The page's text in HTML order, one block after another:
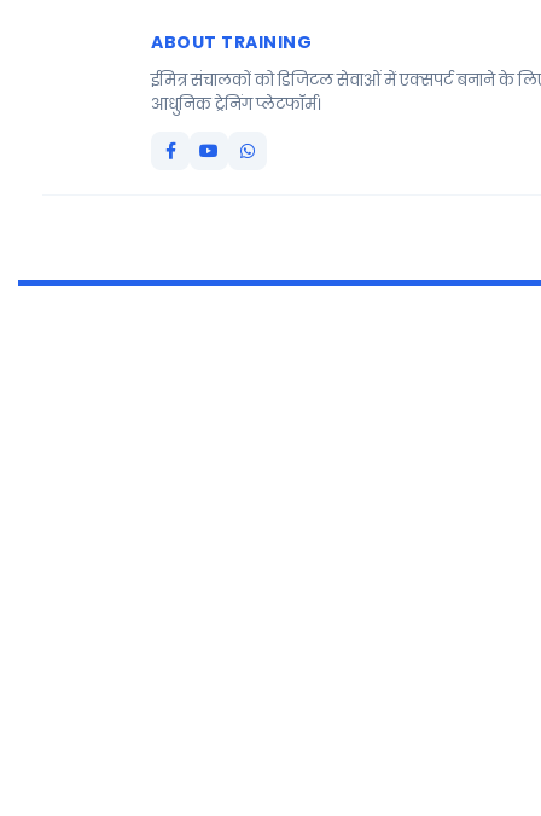
ABOUT TRAINING
ईमित्र संचालकों को डिजिटल सेवाओं में एक्सपर्ट बनाने के
आधुनिक ट्रेनिंग प्लेटफॉर्म।